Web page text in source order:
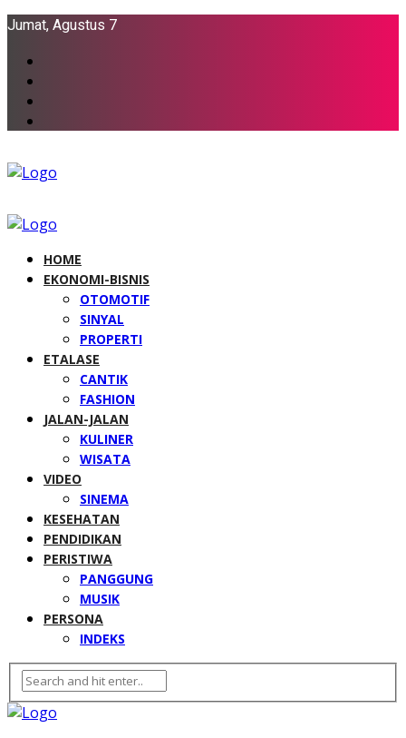
Jumat, Agustus 7
HOME
EKONOMI-BISNIS
OTOMOTIF
SINYAL
PROPERTI
ETALASE
CANTIK
FASHION
JALAN-JALAN
KULINER
WISATA
VIDEO
SINEMA
KESEHATAN
PENDIDIKAN
PERISTIWA
PANGGUNG
MUSIK
PERSONA
INDEKS